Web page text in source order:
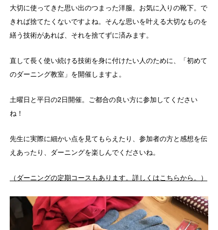
大切に使ってきた思い出のつまった洋服。お気に入りの靴下。で
きれば捨てたくないですよね。そんな思いを叶える大切なものを
繕う技術があれば、それを捨てずに済みます。
直して長く使い続ける技術を身に付けたい人のために、「初めて
のダーニング教室」を開催しますよ。
土曜日と平日の2日開催。ご都合の良い方に参加してください
ね！
先生に実際に細かい点を見てもらえたり、参加者の方と感想を伝
えあったり、ダーニングを楽しんでくださいね。
（ダーニングの定期コースもあります。詳しくはこちらから。）